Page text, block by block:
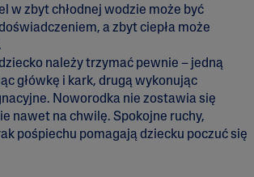
w zbyt chłodnej wodzie może być
a zbyt ciepła może
należy trzymać pewnie – jedną
główkę i kark, drugą wykonując
Noworodka nie zostawia się
nawet na chwilę. Spokojne ruchy,
pośpiechu pomagają dziecku poczuć się